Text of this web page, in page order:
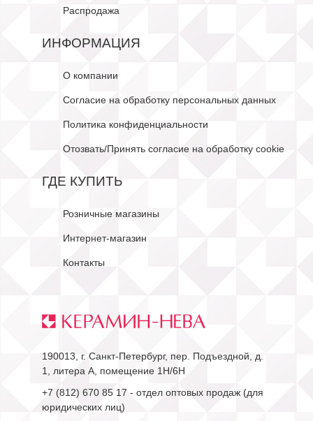
Распродажа
ИНФОРМАЦИЯ
О компании
Согласие на обработку персональных данных
Политика конфиденциальности
Отозвать/Принять согласие на обработку cookie
ГДЕ КУПИТЬ
Розничные магазины
Интернет-магазин
Контакты
190013, г. Санкт-Петербург, пер. Подъездной, д.
1, литера А, помещение 1Н/6Н
+7 (812) 670 85 17 - отдел оптовых продаж (для
юридических лиц)